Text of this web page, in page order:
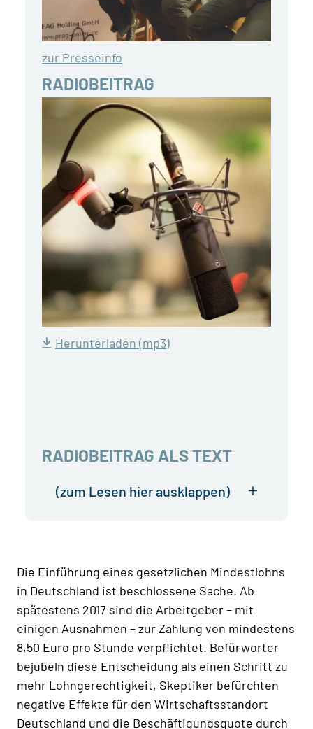
zur Presseinfo
RADIOBEITRAG
Herunterladen (mp3)
RADIOBEITRAG ALS TEXT
(zum Lesen hier ausklappen)
Die Einführung eines gesetzlichen Mindestlohns
in Deutschland ist beschlossene Sache. Ab
spätestens 2017 sind die Arbeitgeber – mit
einigen Ausnahmen – zur Zahlung von mindestens
8,50 Euro pro Stunde verpflichtet. Befürworter
bejubeln diese Entscheidung als einen Schritt zu
mehr Lohngerechtigkeit, Skeptiker befürchten
negative Effekte für den Wirtschaftsstandort
Deutschland und die Beschäftigungsquote durch